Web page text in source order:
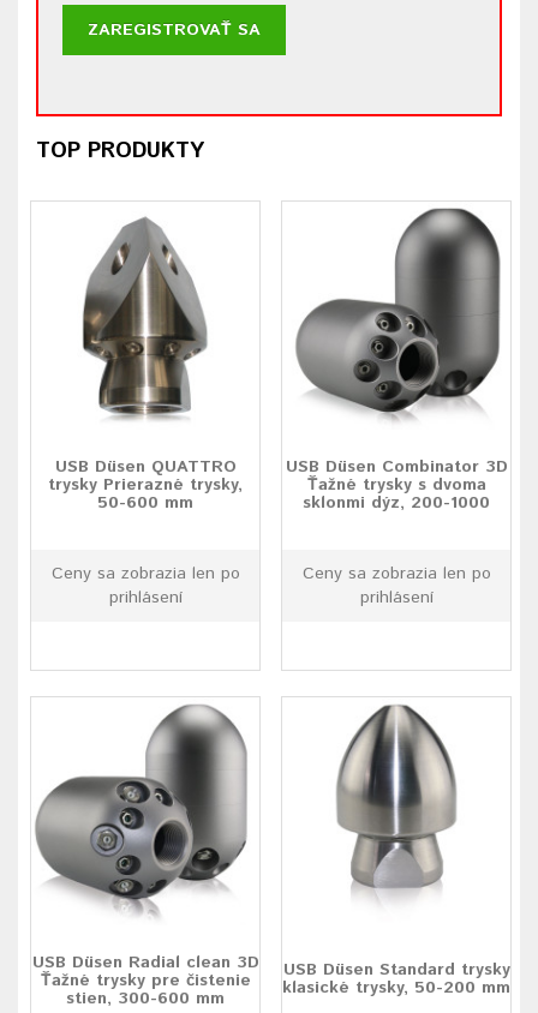
ZAREGISTROVAŤ SA
TOP PRODUKTY
USB Düsen QUATTRO
trysky Prierazné trysky,
50-600 mm
Ceny sa zobrazia len po
prihlásení
USB Düsen Combinator 3D
Ťažné trysky s dvoma
sklonmi dýz, 200-1000
Ceny sa zobrazia len po
prihlásení
USB Düsen Radial clean 3D
Ťažné trysky pre čistenie
stien, 300-600 mm
USB Düsen Standard trysky
klasické trysky, 50-200 mm